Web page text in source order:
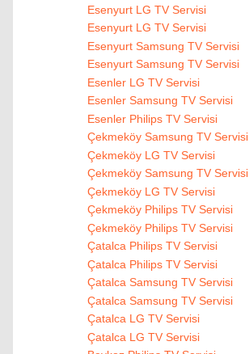
Esenyurt LG TV Servisi
Esenyurt LG TV Servisi
Esenyurt Samsung TV Servisi
Esenyurt Samsung TV Servisi
Esenler LG TV Servisi
Esenler Samsung TV Servisi
Esenler Philips TV Servisi
Çekmeköy Samsung TV Servisi
Çekmeköy LG TV Servisi
Çekmeköy Samsung TV Servisi
Çekmeköy LG TV Servisi
Çekmeköy Philips TV Servisi
Çekmeköy Philips TV Servisi
Çatalca Philips TV Servisi
Çatalca Philips TV Servisi
Çatalca Samsung TV Servisi
Çatalca Samsung TV Servisi
Çatalca LG TV Servisi
Çatalca LG TV Servisi